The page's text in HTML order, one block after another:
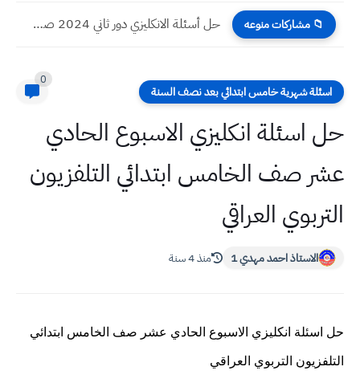
📁 مشاركات منوعه حل أسئلة الانكليزي دور ثاني 2024 صف ثالث متوسط
اسئلة شهرية خامس ابتدائي بعد نصف السنة
0
حل اسئلة انكليزي الاسبوع الحادي
عشر صف الخامس ابتدائي التلفزيون
التربوي العراقي
الاستاذ احمد مهدي 1 منذ 4 سنة
حل اسئلة انكليزي الاسبوع الحادي عشر صف الخامس ابتدائي
التلفزيون التربوي العراقي